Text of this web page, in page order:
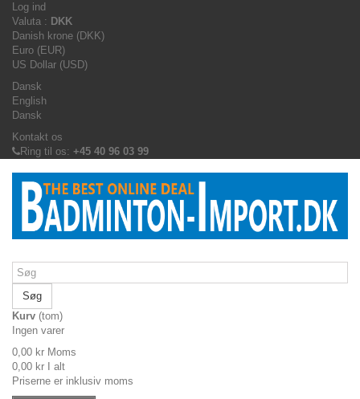
Log ind
Valuta : DKK
Danish krone (DKK)
Euro (EUR)
US Dollar (USD)
Dansk
English
Dansk
Kontakt os
Ring til os: +45 40 96 03 99
Søg
Kurv (tom)
Ingen varer
0,00 kr Moms
0,00 kr I alt
Priserne er inklusiv moms